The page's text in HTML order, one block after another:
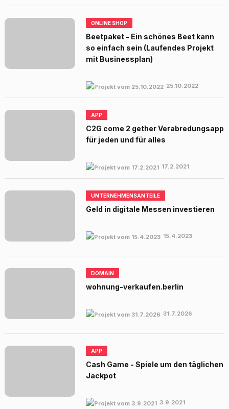
ONLINE SHOP
Beetpaket - Ein schönes Beet kann
so einfach sein (Laufendes Projekt
mit Businessplan)
25.10.2022
APP
C2G come 2 gether Verabredungsapp
für jeden und für alles
17.2.2021
UNTERNEHMENSANTEILE
Geld in digitale Messen investieren
15.4.2023
DOMAIN
wohnung-verkaufen.berlin
31.7.2026
APP
Cash Game - Spiele um den täglichen
Jackpot
3.9.2021